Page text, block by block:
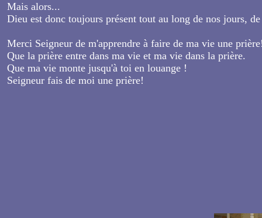
Mais alors...
Dieu est donc toujours présent tout au long de nos jours,
Merci Seigneur de m'apprendre à faire de ma vie une
Que la prière entre dans ma vie et ma vie dans la prière.
Que ma vie monte jusqu'à toi en louange !
Seigneur fais de moi une prière!